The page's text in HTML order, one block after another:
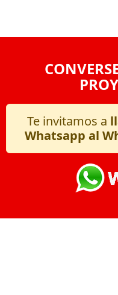
Te invitamos a
Whatsapp al